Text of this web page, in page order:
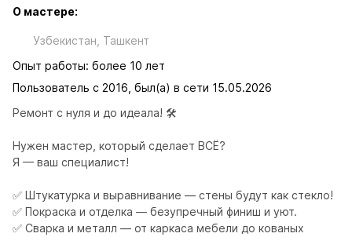
О мастере:
Узбекистан, Ташкент
Опыт работы: более 10 лет
Пользователь с 2016, был(а) в сети 15.05.2026
Ремонт с нуля и до идеала! 🛠️
Нужен мастер, который сделает ВСЁ?
Я — ваш специалист!
✅ Штукатурка и выравнивание — стены будут как стекло!
✅ Покраска и отделка — безупречный финиш и уют.
✅ Сварка и металл — от каркаса мебели до кованых